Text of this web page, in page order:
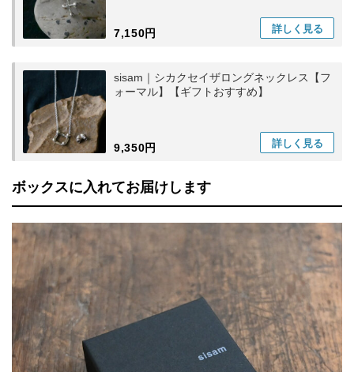
7,150円 詳しく 見る
sisam｜シカクセイザロングネックレス【フ
ォーマル】【ギフトおすすめ】
9,350円 詳しく 見る
ボックスに入れてお届けします